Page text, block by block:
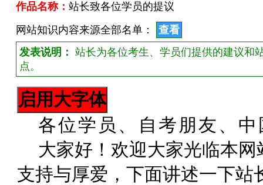
作品名称： 站长致各位学员的提议
网站知识内容来源全部名单：
查看
发表说明： 站长为各位考生、学员们提供的建议和
点。
各位学员、自考朋友、
大家好！欢迎大家光临本
支持与厚爱，下面讲述一下站